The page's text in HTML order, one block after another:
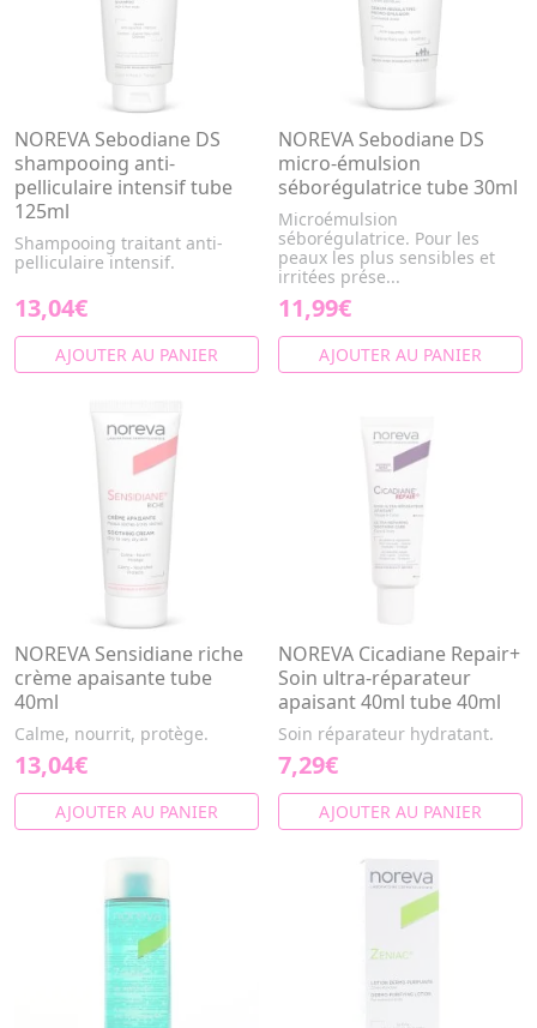
NOREVA Sebodiane DS
shampooing anti-
pelliculaire intensif tube
125ml
Shampooing traitant anti-
pelliculaire intensif.
13,04€
AJOUTER AU PANIER
NOREVA Sebodiane DS
micro-émulsion
séborégulatrice tube 30ml
Microémulsion
séborégulatrice. Pour les
peaux les plus sensibles et
irritées prése...
11,99€
AJOUTER AU PANIER
NOREVA Sensidiane riche
crème apaisante tube
40ml
Calme, nourrit, protège.
13,04€
AJOUTER AU PANIER
NOREVA Cicadiane Repair+
Soin ultra-réparateur
apaisant 40ml tube 40ml
Soin réparateur hydratant.
7,29€
AJOUTER AU PANIER